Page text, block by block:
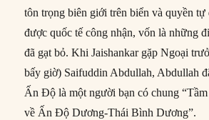
tôn trọng biên giới trên biển và quyền tự
được quốc tế công nhận, vốn là những
đã gạt bỏ. Khi Jaishankar gặp Ngoại
bấy giờ) Saifuddin Abdullah, Abdullah
Ấn Độ là một người bạn có chung
về Ấn Độ Dương-Thái Bình Dương”.